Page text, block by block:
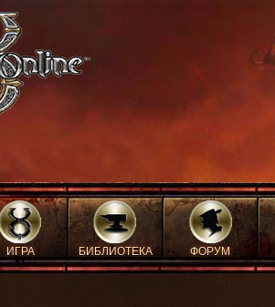
ИГРА БИБЛИОТЕКА ФОРУМ